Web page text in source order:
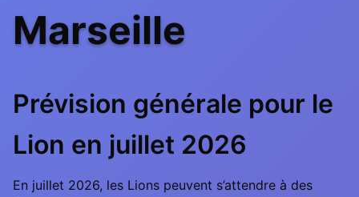
Marseille
Prévision générale pour le
Lion en juillet 2026
En juillet 2026, les Lions peuvent s’attendre à des